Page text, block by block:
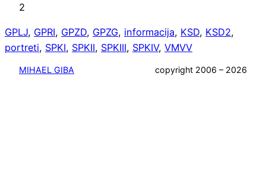
2
GPLJ, GPRI, GPZD, GPZG, informacija, KSD, KSD2
portreti, SPKI, SPKII, SPKIII, SPKIV, VMVV
MIHAEL GIBA copyright 2006 – 2026